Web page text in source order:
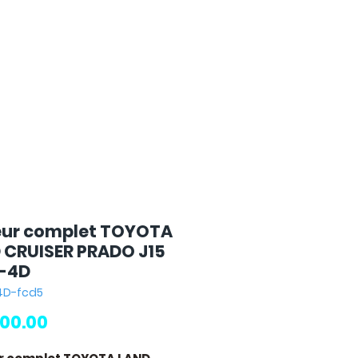
complet TOYOTA
PRADO J15
4D
fcd5